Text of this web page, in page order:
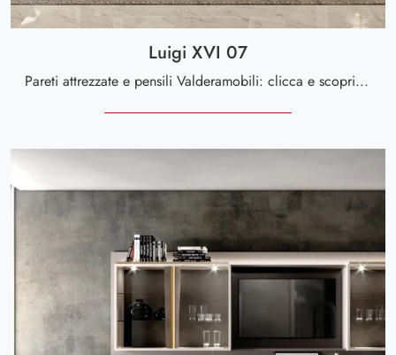
Luigi XVI 07
Pareti attrezzate e pensili Valderamobili: clicca e scopri il modello Luigi XVI 07 e potrai valorizzare stanze classiche di ogni tipo.